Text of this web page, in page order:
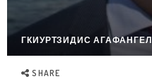
ГКИУРТЗИДИС АГАФАНГЕЛ
SHARE